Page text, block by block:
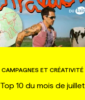
CAMPAGNES ET CRÉATIVITÉ
Top 10 du mois de juillet